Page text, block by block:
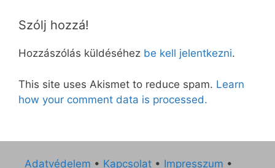
Szólj hozzá!
Hozzászólás küldéséhez be kell jelentkezni.
This site uses Akismet to reduce spam. Learn
how your comment data is processed.
Adatvédelem • Kapcsolat • Impresszum •